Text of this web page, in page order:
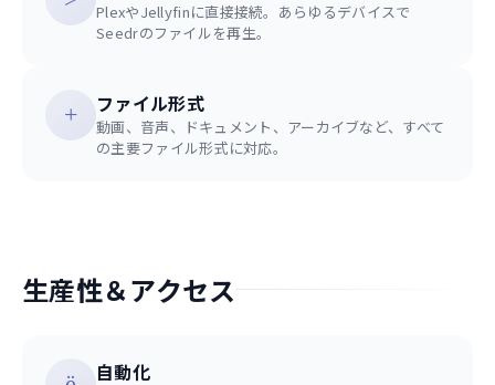
PlexやJellyfinに直接接続。あらゆるデバイスで
Seedrのファイルを再生。
ファイル形式
動画、音声、ドキュメント、アーカイブなど、すべて
の主要ファイル形式に対応。
生産性＆アクセス
自動化